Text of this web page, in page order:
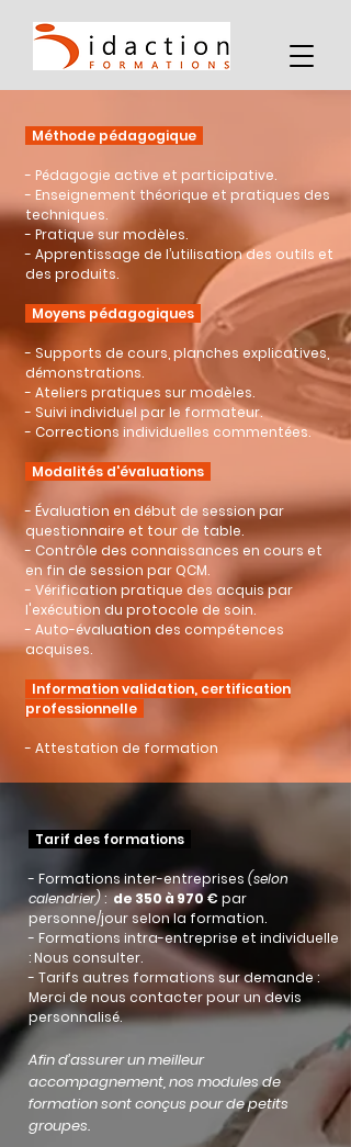
Méthode pédagogique
- Pédagogie active et participative.
- Enseignement théorique et pratiques des
techniques.
- Pratique sur modèles.
- Apprentissage de l’utilisation des outils et
des produits.
Moyens pédagogiques
- Supports de cours, planches explicatives,
démonstrations.
- Ateliers pratiques sur modèles.
- Suivi individuel par le formateur.
- Corrections individuelles commentées.
Modalités d'évaluations
- Évaluation en début de session par
questionnaire et tour de table.
- Contrôle des connaissances en cours et
en fin de session par QCM.
- Vérification pratique des acquis par
l'exécution du protocole de soin.
- Auto-évaluation des compétences
acquises.
Information validation, certification
professionnelle
- Attestation de formation
Tarif des formations
- Formations inter-entreprises (selon
calendrier): de 350 à 970€ par
personne/jour selon la formation.
- Formations intra-entreprise et individuelle
: Nous consulter.
- Tarifs autres formations sur demande :
Merci de nous contacter pour un devis
personnalisé.
Afin d’assurer un meilleur
accompagnement, nos modules de
formation sont conçus pour de petits
groupes.